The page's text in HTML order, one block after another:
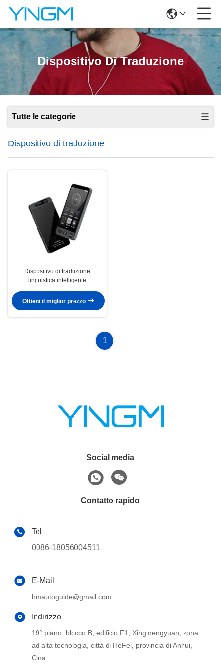
Dispositivo Di Traduzione
Tutte le categorie
Dispositivo di traduzione
Dispositivo di traduzione
linguistica intelligente
Ottieni il miglior prezzo
1
Social media
Contatto rapido
Tel
0086-18056004511
E-Mail
hmautoguide@gmail.com
Indirizzo
19° piano, blocco B, edificio F1, Xingmengyuan, zona
ad alta tecnologia, città di HeFei, provincia di Anhui,
Cina